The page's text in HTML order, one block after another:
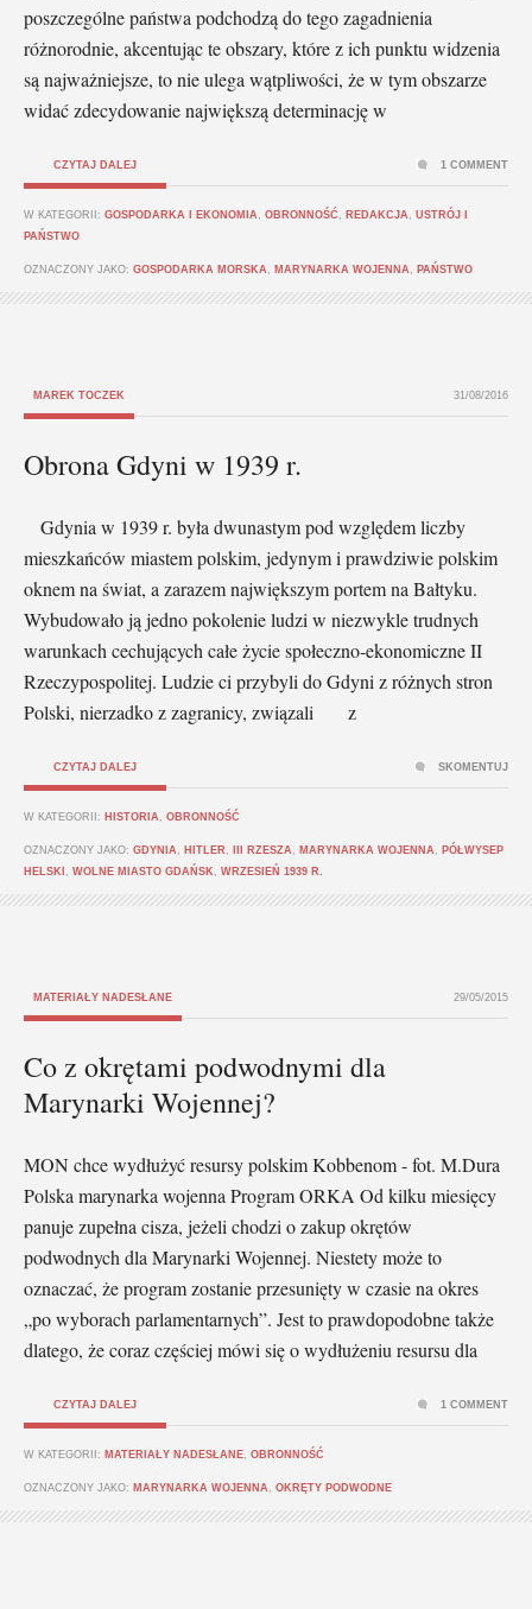
poszczególne państwa podchodzą do tego zagadnienia
różnorodnie, akcentując te obszary, które z ich punktu widzenia
są najważniejsze, to nie ulega wątpliwości, że w tym obszarze
widać zdecydowanie największą determinację w
CZYTAJ DALEJ
W KATEGORII: GOSPODARKA I EKONOMIA OBRONNOŚĆ REDAKCJA
USTRÓJ I
PAŃSTWO
OZNACZONY JAKO: GOSPODARKA MORSKA MARYNARKA WOJENNA PAŃSTWO
1 COMMENT
MAREK TOCZEK 31/08/2016
Obrona Gdyni w 1939 r.
Gdynia w 1939 r. była dwunastym pod względem liczby
mieszkańców miastem polskim, jedynym i prawdziwie polskim
oknem na świat, a zarazem największym portem na Bałtyku.
Wybudowało ją jedno pokolenie ludzi w niezwykle trudnych
warunkach cechujących całe życie społeczno-ekonomiczne II
Rzeczypospolitej. Ludzie ci przybyli do Gdyni z różnych stron
Polski, nierzadko z zagranicy, związali z
CZYTAJ DALEJ
W KATEGORII: HISTORIA OBRONNOŚĆ
OZNACZONY JAKO: GDYNIA HITLER III RZESZA MARYNARKA WOJENNA
PÓŁWYSEP
HELSKI
WOLNE MIASTO GDAŃSK WRZESIEŃ 1939 R.
SKOMENTUJ
MATERIAŁY NADESŁANE 29/05/2015
Co z okrętami podwodnymi dla
Marynarki Wojennej?
MON chce wydłużyć resursy polskim Kobbenom - fot. M.Dura
Polska marynarka wojenna Program ORKA Od kilku miesięcy
panuje zupełna cisza, jeżeli chodzi o zakup okrętów
podwodnych dla Marynarki Wojennej. Niestety może to
oznaczać, że program zostanie przesunięty w czasie na okres
„po wyborach parlamentarnych”. Jest to prawdopodobne także
dlatego, że coraz częściej mówi się o wydłużeniu resursu dla
CZYTAJ DALEJ
W KATEGORII: MATERIAŁY NADESŁANE OBRONNOŚĆ
OZNACZONY JAKO: MARYNARKA WOJENNA OKRĘTY PODWODNE
1 COMMENT